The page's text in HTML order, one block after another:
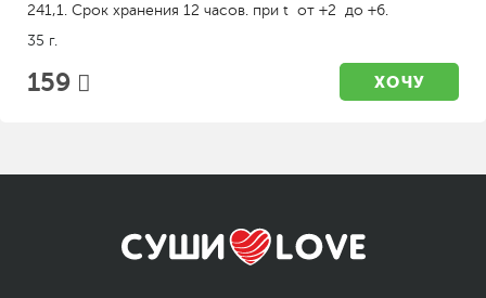
241,1. Срок хранения 12 часов. при t от +2 до +6.
35 г.
159 ХОЧУ